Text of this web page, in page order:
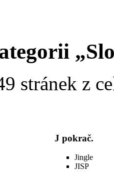
stránek z
J pokrač.
Jingle
JISP